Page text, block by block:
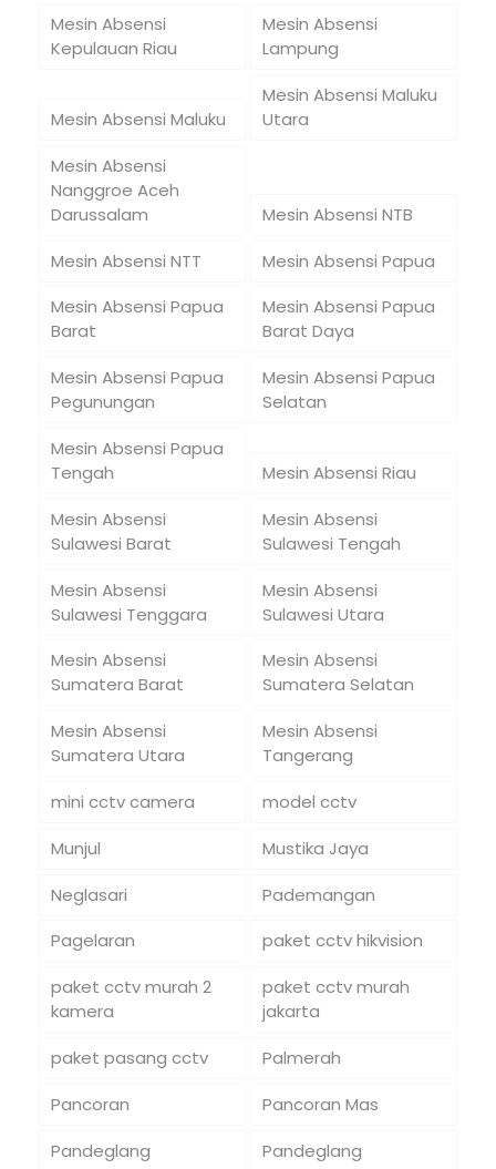
Mesin Absensi
Kepulauan Riau
Mesin Absensi
Lampung
Mesin Absensi Maluku
Mesin Absensi Maluku
Utara
Mesin Absensi
Nanggroe Aceh
Darussalam
Mesin Absensi NTB
Mesin Absensi NTT
Mesin Absensi Papua
Mesin Absensi Papua
Barat
Mesin Absensi Papua
Barat Daya
Mesin Absensi Papua
Pegunungan
Mesin Absensi Papua
Selatan
Mesin Absensi Papua
Tengah
Mesin Absensi Riau
Mesin Absensi
Sulawesi Barat
Mesin Absensi
Sulawesi Tengah
Mesin Absensi
Sulawesi Tenggara
Mesin Absensi
Sulawesi Utara
Mesin Absensi
Sumatera Barat
Mesin Absensi
Sumatera Selatan
Mesin Absensi
Sumatera Utara
Mesin Absensi
Tangerang
mini cctv camera
model cctv
Munjul
Mustika Jaya
Neglasari
Pademangan
Pagelaran
paket cctv hikvision
paket cctv murah 2
kamera
paket cctv murah
jakarta
paket pasang cctv
Palmerah
Pancoran
Pancoran Mas
Pandeglang
Pandeglang